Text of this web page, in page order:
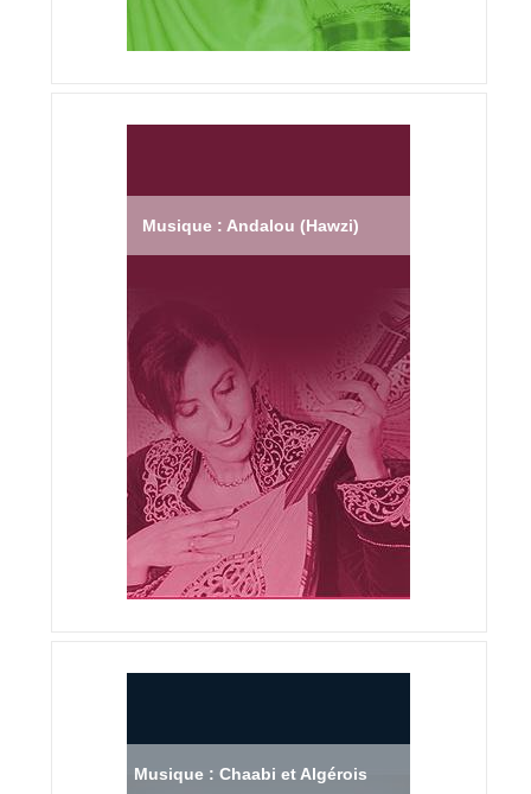
Musique : Andalou (Hawzi)
Musique : Chaabi et Algérois